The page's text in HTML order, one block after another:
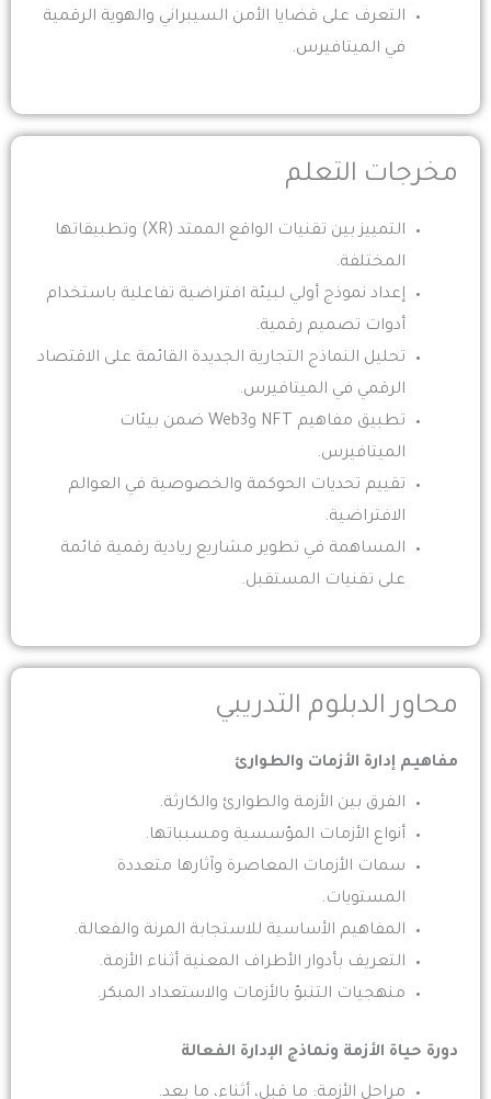
التعرف على قضايا الأمن السيبراني والهوية الرقمية
في الميتافيرس.
مخرجات التعلم
التمييز بين تقنيات الواقع الممتد (XR) وتطبيقاتها
المختلفة.
إعداد نموذج أولي لبيئة افتراضية تفاعلية باستخدام
أدوات تصميم رقمية.
تحليل النماذج التجارية الجديدة القائمة على الاقتصاد
الرقمي في الميتافيرس.
تطبيق مفاهيم NFT وWeb3 ضمن بيئات
الميتافيرس.
تقييم تحديات الحوكمة والخصوصية في العوالم
الافتراضية.
المساهمة في تطوير مشاريع ريادية رقمية قائمة
على تقنيات المستقبل.
محاور الدبلوم التدريبي
مفاهيم إدارة الأزمات والطوارئ
الفرق بين الأزمة والطوارئ والكارثة.
أنواع الأزمات المؤسسية ومسبباتها.
سمات الأزمات المعاصرة وآثارها متعددة
المستويات.
المفاهيم الأساسية للاستجابة المرنة والفعالة.
التعريف بأدوار الأطراف المعنية أثناء الأزمة.
منهجيات التنبؤ بالأزمات والاستعداد المبكر.
دورة حياة الأزمة ونماذج الإدارة الفعالة
مراحل الأزمة: ما قبل، أثناء، ما بعد.